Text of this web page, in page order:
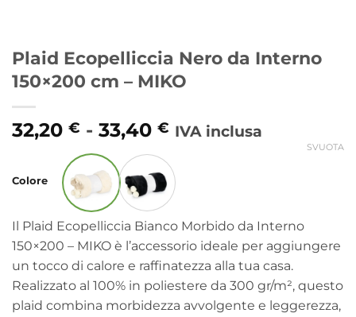
Plaid Ecopelliccia Nero da Interno
150×200 cm – MIKO
32,20 € - 33,40 € Fascia
prezzo:
da
32,20 €
a
33,40 €
IVA inclusa
Colore
SVUOTA
Il Plaid Ecopelliccia Bianco Morbido da Interno
150×200 – MIKO è l’accessorio ideale per aggiungere
un tocco di calore e raffinatezza alla tua casa.
Realizzato al 100% in poliestere da 300 gr/m², questo
plaid combina morbidezza avvolgente e leggerezza,
Alternative: